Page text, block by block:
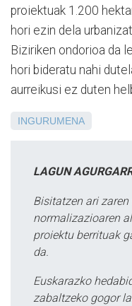
proiektuak 1.200
hori ezin dela
Biziriken ondorioa da
hori bideratu nahi
aurreikusi ez duten
INGURUMENA
LAGUN
Bisitatzen ari
normalizazioaren
proiektu berrituak
da.
Euskarazko
zabaltzeko gogor